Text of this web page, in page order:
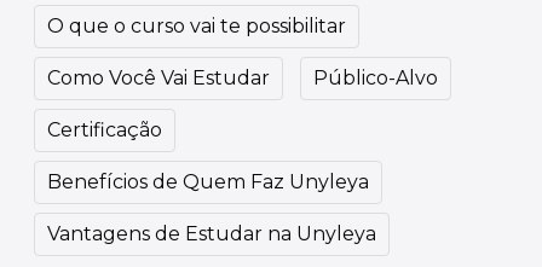
O que o curso vai te possibilitar
Como Você Vai Estudar Público-Alvo
Certificação
Benefícios de Quem Faz Unyleya
Vantagens de Estudar na Unyleya